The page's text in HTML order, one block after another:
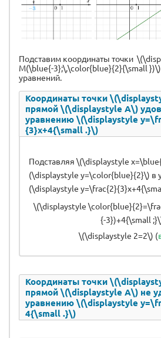
Подставим координаты точки
M(\blue{-3};\,\color{blue}{2}{\small
уравнений.
Координаты точки
прямой \(\displaystyle А\)
уравнению \(\displaystyle
{3}x+4{\small .}\)
Подставляя \(\displaystyle
(\displaystyle y=\color{blue}{2}\) в
(\displaystyle
\(\displaystyle
{-3})+4{\small
\(\displaystyle 2=2\) (
Координаты точки
прямой \(\displaystyle А\) не
уравнению \(\displaystyle
4{\small .}\)